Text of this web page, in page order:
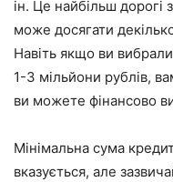
ін. Це найбільш дорогі
може досягати
Навіть якщо ви
1-3 мільйони рублів,
ви можете фінансово
Мінімальна сума
вказується, але